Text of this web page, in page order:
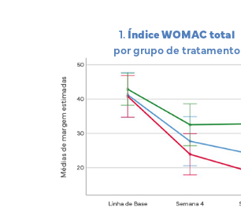
1. Índice WOMAC total
por grupo de tratamento